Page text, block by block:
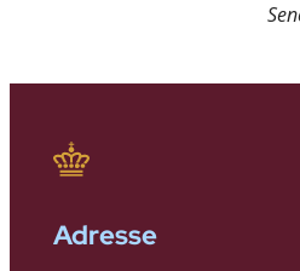
Adresse